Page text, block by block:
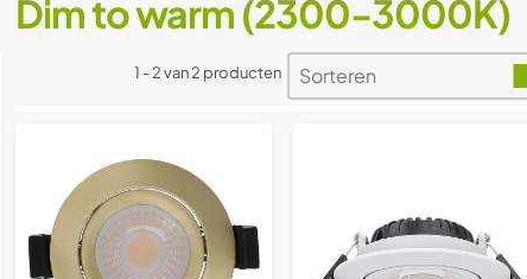
Dim to warm (2300-3000K)
1 - 2 van 2 producten Sorteren
Sort content
Sort content